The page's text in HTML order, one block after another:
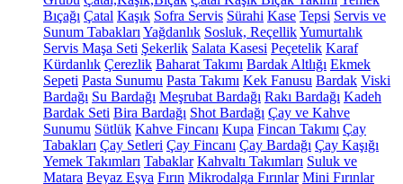
Bıçağı Çatal Kaşık Sofra Servis Sürahi Kase Tepsi Servis ve
Sunum Tabakları Yağdanlık Sosluk, ReçellikYumurtalık
Servis Maşa Seti Şekerlik Salata Kasesi Peçetelik Karaf
Kürdanlık Çerezlik Baharat Takımı Bardak Altlığı Ekmek
Sepeti Pasta Sunumu Pasta Takımı Kek Fanusu Bardak Viski
Bardağı Su Bardağı Meşrubat Bardağı Rakı Bardağı Kadeh
Bardak Seti Bira Bardağı Shot Bardağı Çay ve Kahve
Sunumu Sütlük Kahve Fincanı Kupa Fincan Takımı Çay
Tabakları Çay Setleri Çay Fincanı Çay Bardağı Çay Kaşığı
Yemek Takımları Tabaklar Kahvaltı Takımları Suluk ve
Matara Beyaz Eşya Fırın Mikrodalga Fırınlar Mini Fırınlar